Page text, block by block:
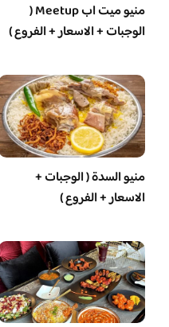
منيو ميت اب Meetup (
الوجبات + الاسعار + الفروع )
منيو السدة ( الوجبات +
الاسعار + الفروع )